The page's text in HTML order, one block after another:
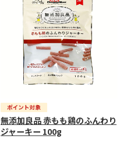
無添加良品 赤もも鶏のふんわり
ジャーキー 100g